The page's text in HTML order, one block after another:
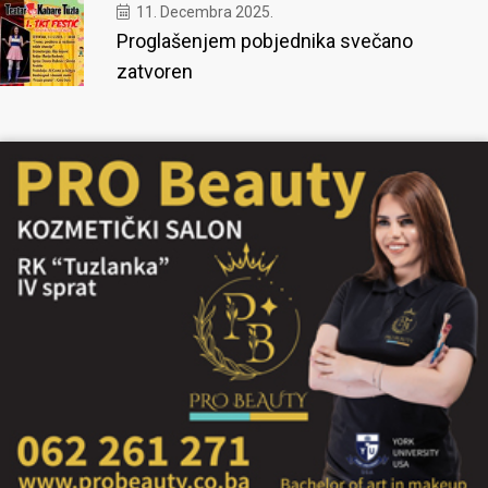
11. Decembra 2025.
Proglašenjem pobjednika svečano
zatvoren